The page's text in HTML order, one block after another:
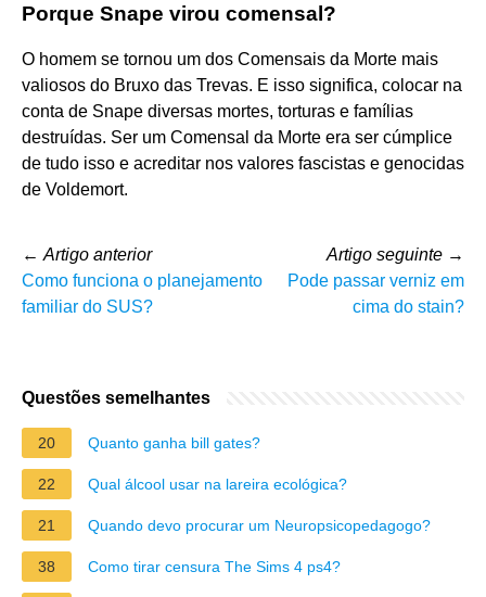
Porque Snape virou comensal?
O homem se tornou um dos Comensais da Morte mais
valiosos do Bruxo das Trevas. E isso significa, colocar na
conta de Snape diversas mortes, torturas e famílias
destruídas. Ser um Comensal da Morte era ser cúmplice
de tudo isso e acreditar nos valores fascistas e genocidas
de Voldemort.
← Artigo anterior
Como funciona o planejamento
familiar do SUS?
Artigo seguinte →
Pode passar verniz em
cima do stain?
Questões semelhantes
20 Quanto ganha bill gates?
22 Qual álcool usar na lareira ecológica?
21 Quando devo procurar um Neuropsicopedagogo?
38 Como tirar censura The Sims 4 ps4?